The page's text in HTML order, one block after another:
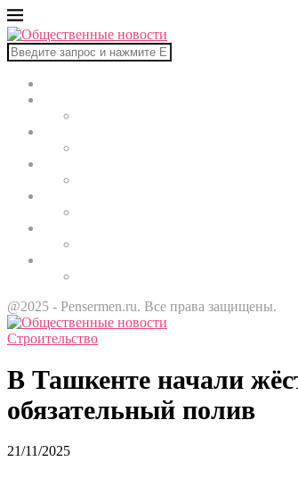
@2025 - Pensermen.ru. Все права защищены.
Строительство
В Ташкенте начали
обязательный полив
21/11/2025